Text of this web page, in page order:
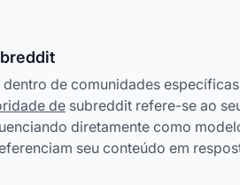
de comunidades
de subreddit refere-se ao
diretamente como
seu conteúdo em